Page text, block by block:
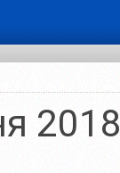
2018